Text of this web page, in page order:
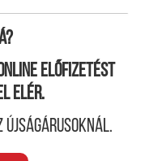
előfizetést
elér.
újságárusoknál.